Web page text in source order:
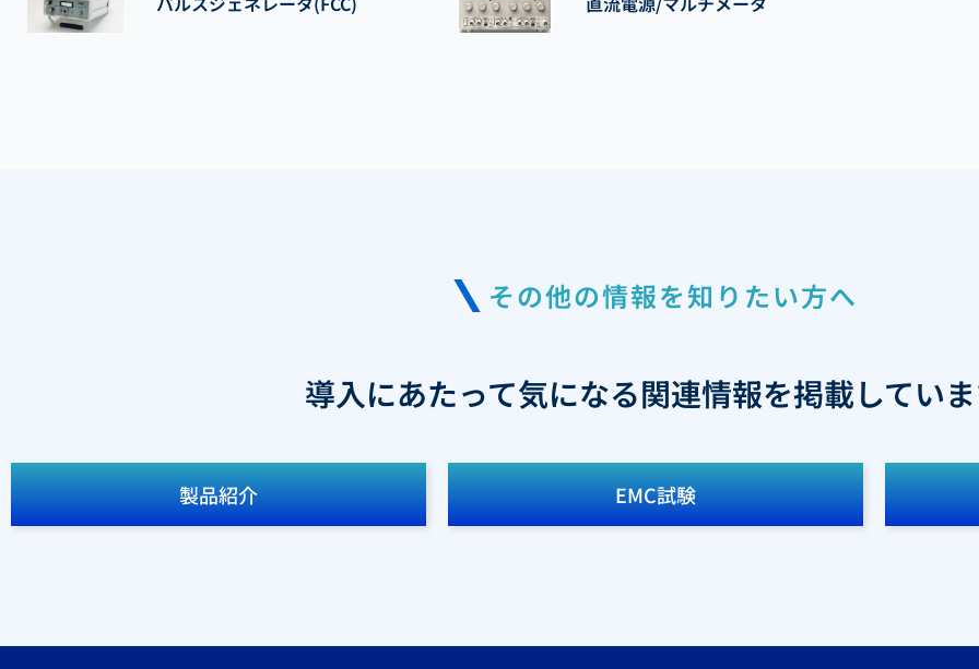
その他の情報を知りたい方へ
導入にあたって気になる関連情報を掲載してい
製品紹介 EMC試験